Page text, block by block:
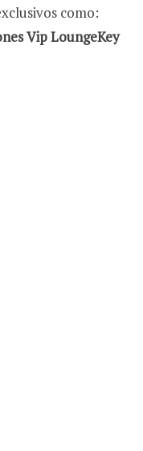
como:
Vip LoungeKey